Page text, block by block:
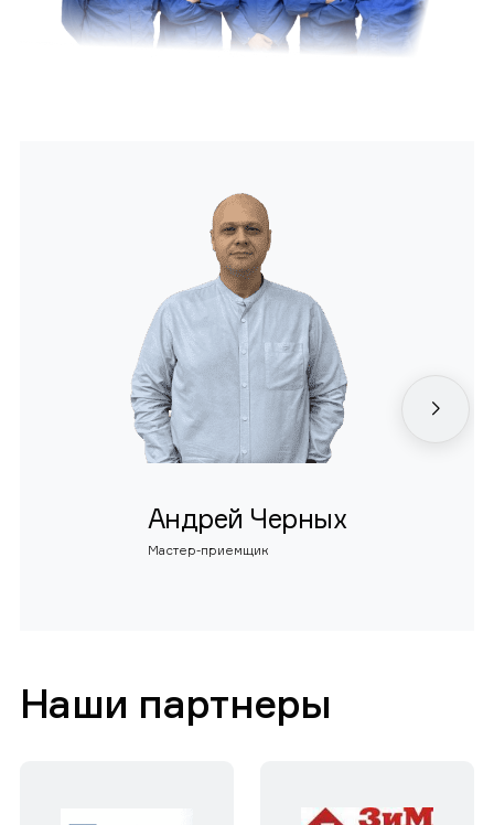
Андрей Черных
Мастер-приемщик
Наши партнеры